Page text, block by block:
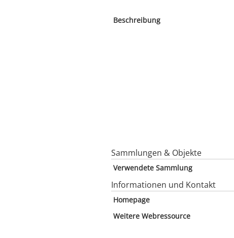
Beschreibung
Sammlungen & Objekte
Verwendete Sammlung
Informationen und Kontakt
Homepage
Weitere Webressource